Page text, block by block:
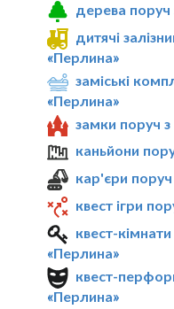
дерева
дитячі
«Перлина»
заміські
«Перлина»
замки поруч
каньйони
кар'єри
квест ігри
квест-
«Перлина»
квест-
«Перлина»